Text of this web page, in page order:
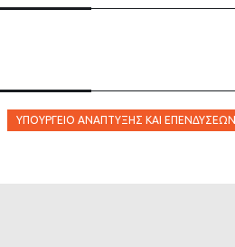
ΥΠΟΥΡΓΕΊΟ ΑΝΆΠΤΥΞΗΣ ΚΑΙ ΕΠΕΝΔΎΣΕΩΝ